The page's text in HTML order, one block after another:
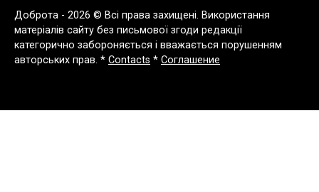
Доброта - 2026 © Всі права захищені. Використання
матеріалів сайту без письмової згоди редакції
категорично забороняється і вважається порушенням
авторських прав. * Contacts * Соглашение